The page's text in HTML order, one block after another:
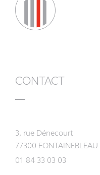
CONTACT
3, rue Dénecourt
77300 FONTAINEBLEAU
01 84 33 03 03